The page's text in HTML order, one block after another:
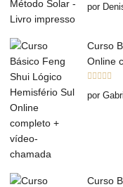
de 5
por
Curso
Online
de 5
por
Curso